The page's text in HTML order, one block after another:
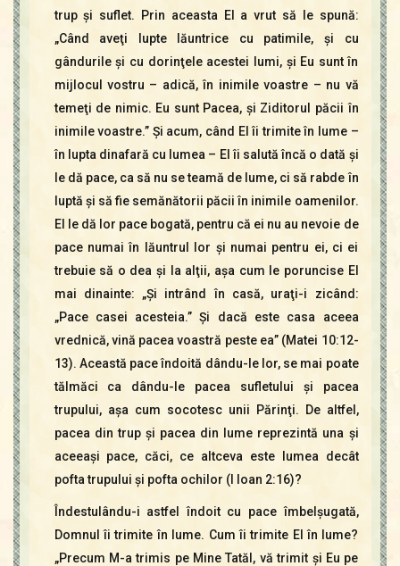
trup şi suflet. Prin aceasta El a vrut să le spună:
„Când aveţi lupte lăuntrice cu patimile, şi cu
gândurile şi cu dorinţele acestei lumi, şi Eu sunt în
mijlocul vostru – adică, în inimile voastre – nu vă
temeţi de nimic. Eu sunt Pacea, şi Ziditorul păcii în
inimile voastre.” Şi acum, când El îi trimite în lume –
în lupta dinafară cu lumea – El îi salută încă o dată şi
le dă pace, ca să nu se teamă de lume, ci să rabde în
luptă şi să fie semănătorii păcii în inimile oamenilor.
El le dă lor pace bogată, pentru că ei nu au nevoie de
pace numai în lăuntrul lor şi numai pentru ei, ci ei
trebuie să o dea şi la alţii, aşa cum le poruncise El
mai dinainte: „Şi intrând în casă, uraţi-i zicând:
„Pace casei acesteia.” Şi dacă este casa aceea
vrednică, vină pacea voastră peste ea” (Matei 10:12-
13). Această pace îndoită dându-le lor, se mai poate
tălmăci ca dându-le pacea sufletului şi pacea
trupului, aşa cum socotesc unii Părinţi. De altfel,
pacea din trup şi pacea din lume reprezintă una şi
aceeaşi pace, căci, ce altceva este lumea decât
pofta trupului şi pofta ochilor (I Ioan 2:16)?
Îndestulându-i astfel îndoit cu pace îmbelşugată,
Domnul îi trimite în lume. Cum îi trimite El în lume?
„Precum M-a trimis pe Mine Tatăl, vă trimit şi Eu pe